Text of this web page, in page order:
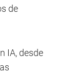
de
IA, desde